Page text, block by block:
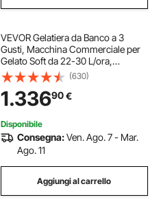
VEVOR Gelatiera da Banco a 3
Gusti, Macchina Commerciale per
Gelato Soft da 22-30 L/ora,
Gelatiera con Accessori Completi,
Utilizzo per Gelato Soft
(630)
1.33690€
Disponibile
Consegna:Ven. Ago. 7 - Mar.
Ago. 11
Aggiungi al carrello